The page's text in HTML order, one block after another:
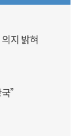
지 밝혀
”